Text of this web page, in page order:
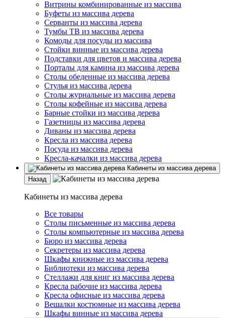
Витрины комбинированные из массива
Буфеты из массива дерева
Серванты из массива дерева
Тумбы ТВ из массива дерева
Комоды для посуды из массива
Стойки винные из массива дерева
Подставки для цветов и массива дерева
Порталы для камина из массива дерева
Столы обеденные из массива дерева
Стулья из массива дерева
Столы журнальные из массива дерева
Столы кофейные из массива дерева
Барные стойки из массива дерева
Газетницы из массива дерева
Диваны из массива дерева
Кресла из массива дерева
Посуда из массива дерева
Кресла-качалки из массива дерева
Кабинеты из массива дерева
Назад
Кабинеты из массива дерева
Все товары
Столы письменные из массива дерева
Столы компьютерные из массива дерева
Бюро из массива дерева
Секретеры из массива дерева
Шкафы книжные из массива дерева
Библиотеки из массива дерева
Стеллажи для книг из массива дерева
Кресла рабочие из массива дерева
Кресла офисные из массива дерева
Вешалки костюмные из массива дерева
Шкафы винные из массива дерева